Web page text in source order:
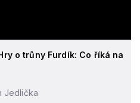
o trůny Furdík: Co říká na
Jedlička